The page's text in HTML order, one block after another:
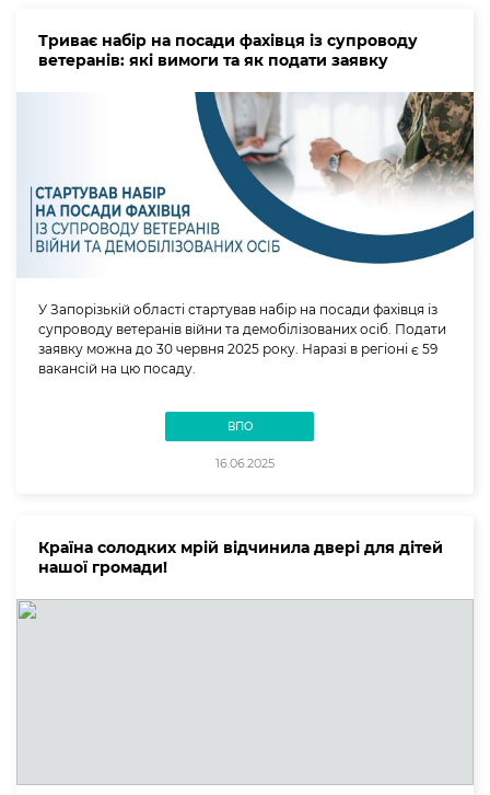
Триває набір на посади фахівця із супроводу
ветеранів: які вимоги та як подати заявку
У Запорізькій області стартував набір на посади фахівця із
супроводу ветеранів війни та демобілізованих осіб. Подати
заявку можна до 30 червня 2025 року. Наразі в регіоні є 59
вакансій на цю посаду.
ВПО
16.06.2025
Країна солодких мрій відчинила двері для дітей
нашої громади!